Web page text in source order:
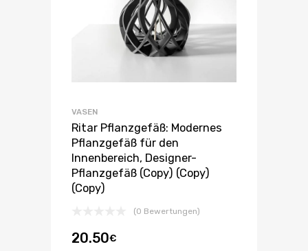
VASEN
Ritar Pflanzgefäß: Modernes
Pflanzgefäß für den
Innenbereich, Designer-
Pflanzgefäß (Copy) (Copy)
(Copy)
(0 Bewertungen)
20.50€